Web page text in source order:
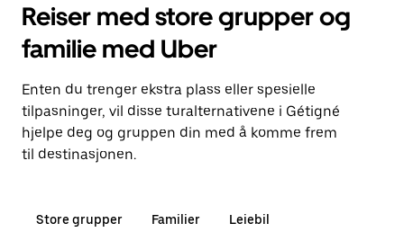
Reiser med store grupper og
familie med Uber
Enten du trenger ekstra plass eller spesielle
tilpasninger, vil disse turalternativene i Gétigné
hjelpe deg og gruppen din med å komme frem
til destinasjonen.
Store grupper Familier Leiebil